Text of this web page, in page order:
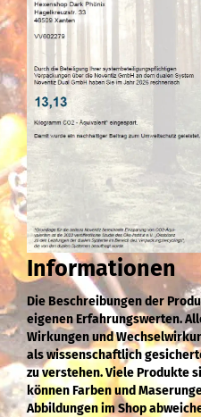
Informationen
Die Beschreibungen der
eigenen Erfahrungswerten.
Wirkungen und
als wissenschaftlich
zu verstehen. Viele Produkte
können Farben und
Abbildungen im Shop